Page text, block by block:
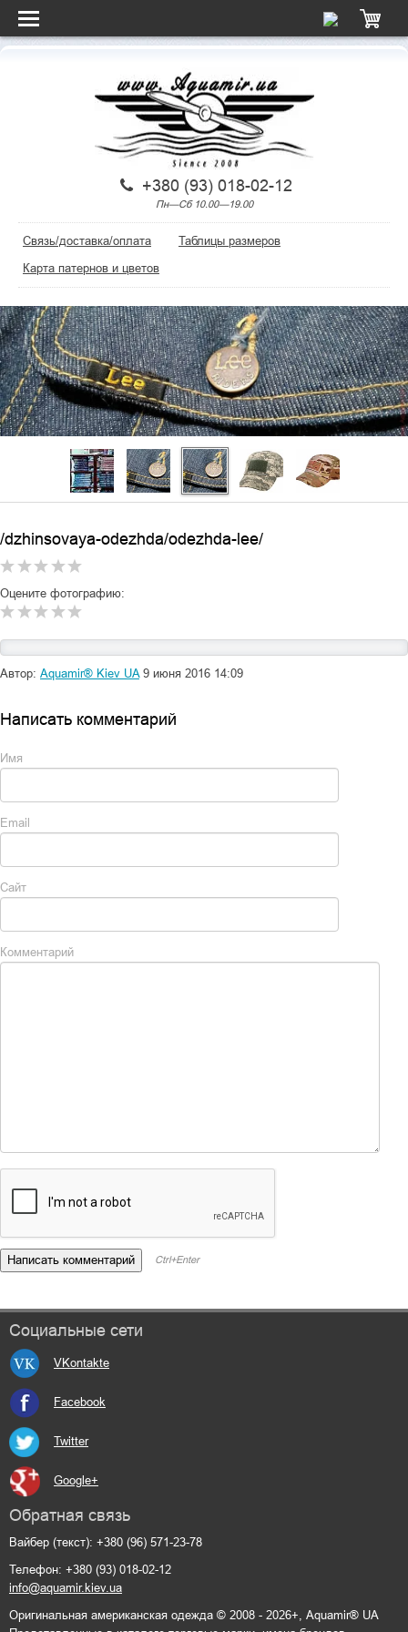
+380 (93) 018-02-12
Пн—Сб 10.00—19.00
Связь/доставка/оплата
Таблицы размеров
Карта патернов и цветов
/dzhinsovaya-odezhda/odezhda-lee/
Оцените фотографию:
Автор: Aquamir® Kiev UA9 июня 2016 14:09
Написать комментарий
Имя
Email
Сайт
Комментарий
Ctrl+Enter
Социальные сети
VKontakte
Facebook
Twitter
Google+
Обратная связь
Вайбер (текст): +380 (96) 571-23-78
Телефон: +380 (93) 018-02-12
info@aquamir.kiev.ua
Оригинальная американская одежда © 2008 - 2026+, Aquamir® UA